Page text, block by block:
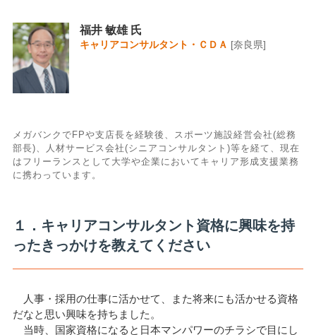
福井 敏雄 氏
キャリアコンサルタント・ＣＤＡ [奈良県]
メガバンクでFPや支店長を経験後、スポーツ施設経営会社(総務
部長)、人材サービス会社(シニアコンサルタント)等を経て、現在
はフリーランスとして大学や企業においてキャリア形成支援業務
に携わっています。
１．キャリアコンサルタント資格に興味を持
ったきっかけを教えてください
人事・採用の仕事に活かせて、また将来にも活かせる資格
だなと思い興味を持ちました。
当時、国家資格になると日本マンパワーのチラシで目にし